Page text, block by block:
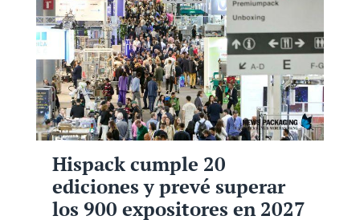
Hispack cumple 20
ediciones y prevé superar
los 900 expositores en 2027